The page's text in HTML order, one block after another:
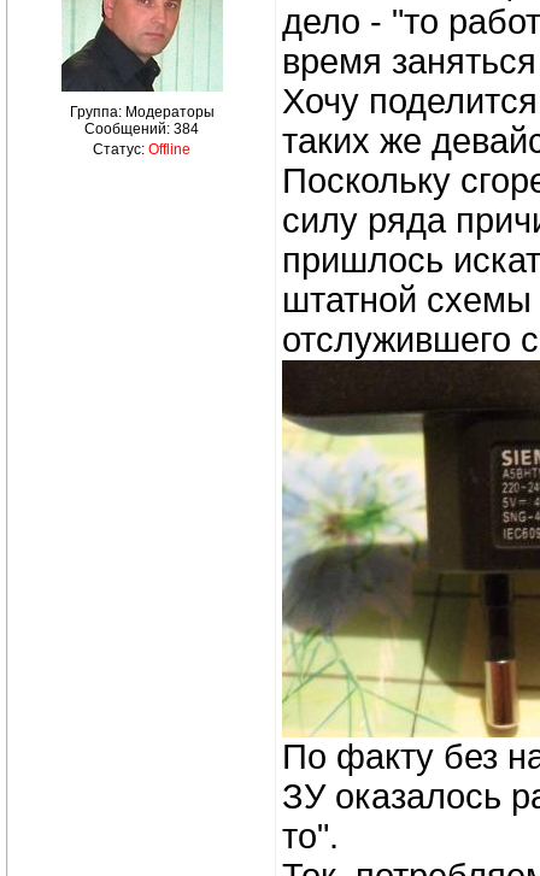
Группа: Модераторы
Сообщений: 384
Статус: Offline
дело - "то
время
Хочу
таких же
Поскольку
силу ряда
пришлось
штатной схемы
отслужившего
По факту без
ЗУ оказалось
то".